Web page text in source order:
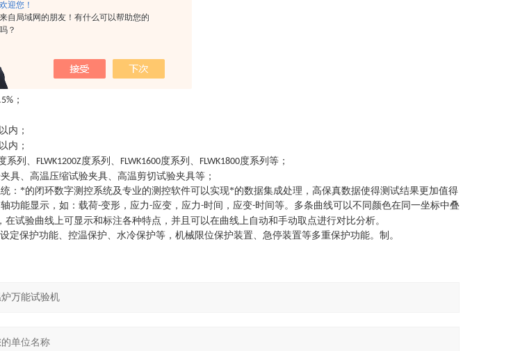
欢迎您！
来自局域网的朋友！有什么可以帮助您的
吗？
；
以内 ；
以内 ；
系列、 FLWK1200Z度系列、 FLWK1600度系列、 FLWK1800度系列等 ；
具、高温压缩试验夹具、高温剪切试验夹具等 ；
： *的闭环数字测控系统及专业的测控软件可以实现*的数据集成处理，高保真数据使得测试结果更加值得
功能显示，如：载荷-变形，应力-应变，应力-时间，应变-时间等。多条曲线可以不同颜色在同一坐标中叠
在试验曲线上可显示和标注各种特点，并且可以在曲线上自动和手动取点进行对比分析。
定保护功能、控温保护、水冷保护等，机械限位保护装置、急停装置等多重保护功能。制。